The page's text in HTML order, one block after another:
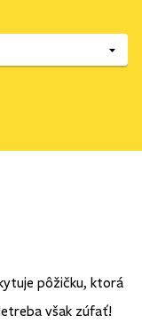
pôžičku, ktorá
však zúfať!